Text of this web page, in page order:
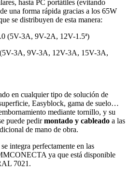
hasta PC portátiles (evitando
una forma rápida gracias a los 65W
se distribuyen de esta manera:
(5V-3A, 9V-2A, 12V-1.5ª)
3A, 9V-3A, 12V-3A, 15V-3A,
en cualquier tipo de solución de
Easyblock, gama de suelo…
mediante tornillo, y su
puede pedirmontado y cableado a las
de mano de obra.
integra perfectamente en las
ya que está disponible
7021.